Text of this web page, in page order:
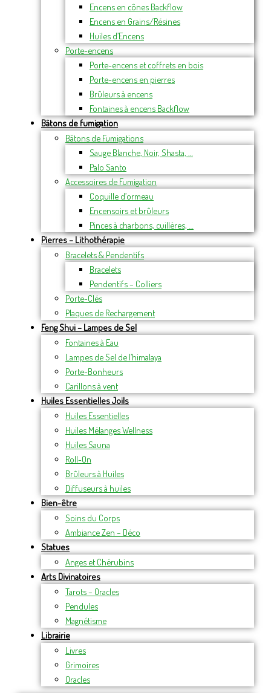
Encens en cônes Backflow
Encens en Grains/Résines
Huiles d’Encens
Porte-encens
Porte-encens et coffrets en bois
Porte-encens en pierres
Brûleurs à encens
Fontaines à encens Backflow
Bâtons de fumigation
Bâtons de Fumigations
Sauge Blanche, Noir, Shasta, …
Palo Santo
Accessoires de Fumigation
Coquille d’ormeau
Encensoirs et brûleurs
Pinces à charbons, cuillères, …
Pierres – Lithothérapie
Bracelets & Pendentifs
Bracelets
Pendentifs – Colliers
Porte-Clés
Plaques de Rechargement
Feng Shui – Lampes de Sel
Fontaines à Eau
Lampes de Sel de l’himalaya
Porte-Bonheurs
Carillons à vent
Huiles Essentielles Joils
Huiles Essentielles
Huiles Mélanges Wellness
Huiles Sauna
Roll-On
Brûleurs à Huiles
Diffuseurs à huiles
Bien-être
Soins du Corps
Ambiance Zen – Déco
Statues
Anges et Chérubins
Arts Divinatoires
Tarots – Oracles
Pendules
Magnétisme
Librairie
Livres
Grimoires
Oracles